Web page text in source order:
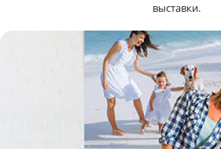
Интерьерная печать
Багетная мастерская
выставки.